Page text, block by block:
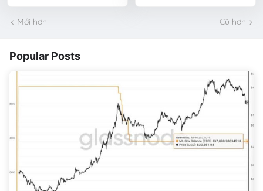
Mới hơn Cũ hơn
Popular Posts